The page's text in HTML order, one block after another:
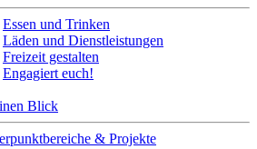
Essen und Trinken
Läden und Dienstleistungen
Freizeit gestalten
Engagiert euch!
Blick
& Projekte